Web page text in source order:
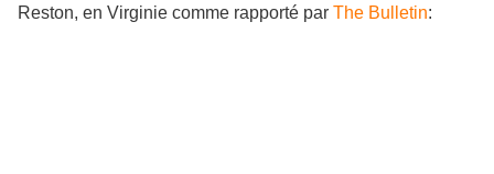
Reston, en Virginie comme rapporté par The Bulletin: